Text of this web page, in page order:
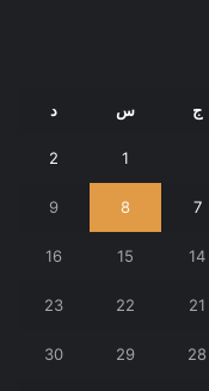
ج س د
1
2
7
8
9
14
15
16
21
22
23
28
29
30